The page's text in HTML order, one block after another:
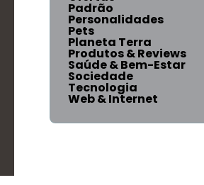
Padrão
Personalidades
Pets
Planeta Terra
Produtos & Reviews
Saúde & Bem-Estar
Sociedade
Tecnologia
Web & Internet